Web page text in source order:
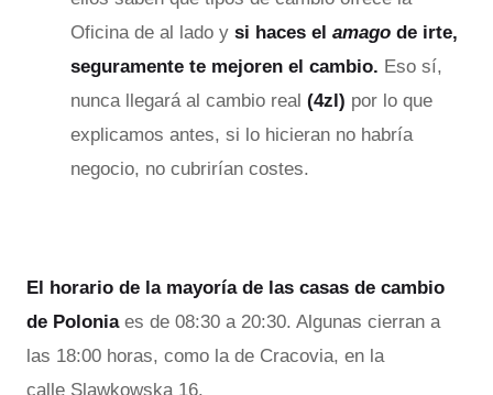
Oficina de al lado y si haces el amago de irte,
seguramente te mejoren el cambio. Eso sí,
nunca llegará al cambio real (4zl) por lo que
explicamos antes, si lo hicieran no habría
negocio, no cubrirían costes.
El horario de la mayoría de las casas de cambio
de Polonia es de 08:30 a 20:30. Algunas cierran a
las 18:00 horas, como la de Cracovia, en la
calle Slawkowska 16.